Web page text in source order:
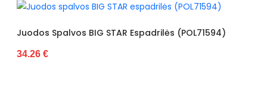
Spalva Baltas
Pado spalva Baltas
Modelis
Juodos Spalvos BIG STAR Espadrilės (POL71594)
34.26 €